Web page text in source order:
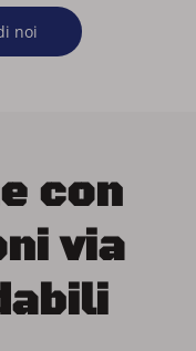
noi
con
via